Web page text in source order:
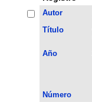
Autor
Título
Año
Número